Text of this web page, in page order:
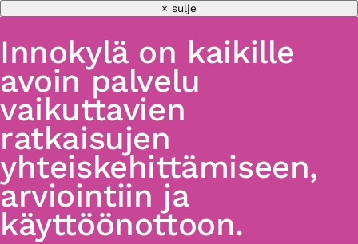
× sulje
Innokylä on kaikille
avoin palvelu
vaikuttavien
ratkaisujen
yhteiskehittämiseen,
arviointiin ja
käyttöönottoon.